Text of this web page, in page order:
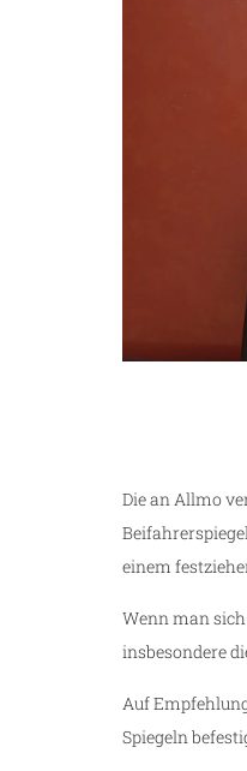
Die an Allmo
einem
Wenn man
insbesondere
Auf
Spiegeln